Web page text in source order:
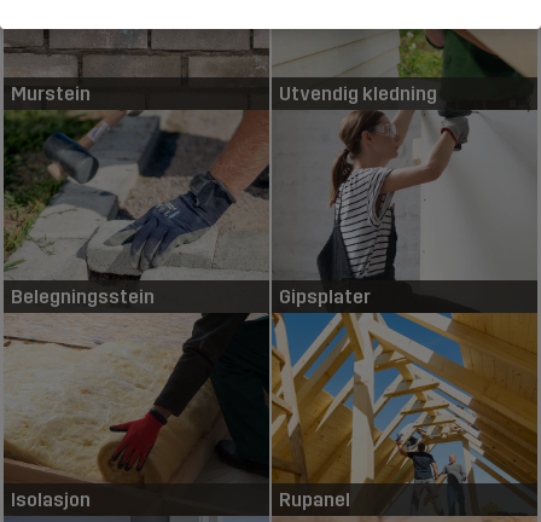
Murstein Utvendig kledning
Belegningsstein Gipsplater
Isolasjon Rupanel